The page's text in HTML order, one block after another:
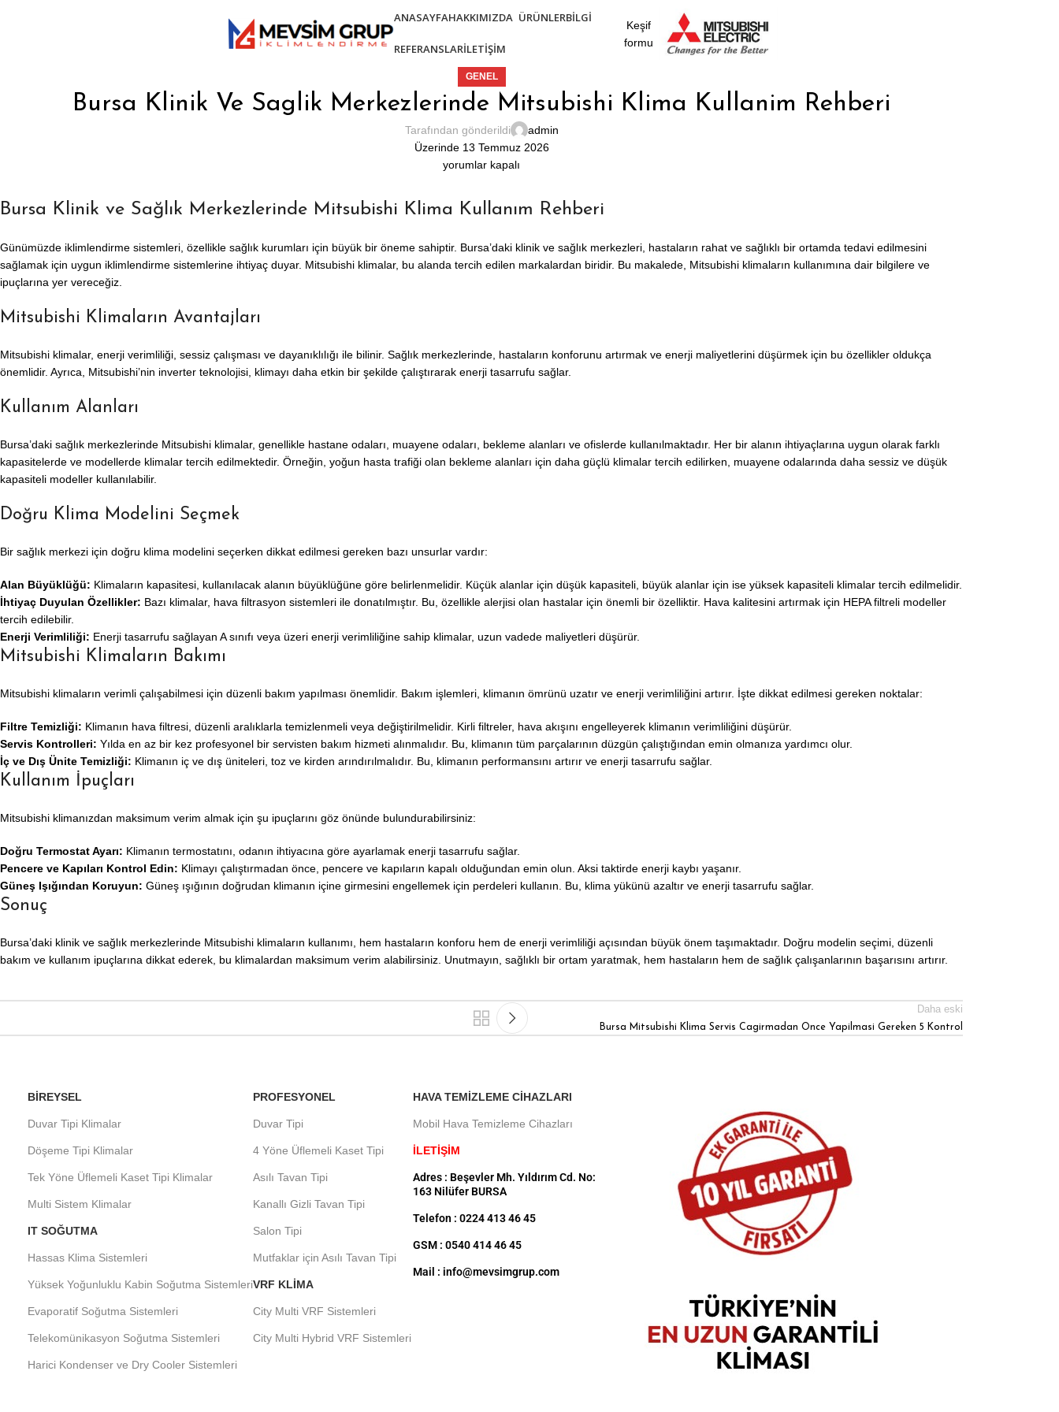
ANASAYFAHAKKIMIZDA ÜRÜNLERBILGI
REFERANSLARİLETIŞIM
Keşif
formu
GENEL
Bursa Klinik Ve Saglik Merkezlerinde Mitsubishi Klima Kullanim Rehberi
Tarafından gönderildi
admin
Üzerinde 13 Temmuz 2026
yorumlar kapalı
Bursa Klinik ve Sağlık Merkezlerinde Mitsubishi Klima Kullanım Rehberi
Günümüzde iklimlendirme sistemleri, özellikle sağlık kurumları için büyük bir öneme sahiptir. Bursa’daki klinik ve sağlık merkezleri, hastaların rahat ve sağlıklı bir ortamda tedavi edilmesini
sağlamak için uygun iklimlendirme sistemlerine ihtiyaç duyar. Mitsubishi klimalar, bu alanda tercih edilen markalardan biridir. Bu makalede, Mitsubishi klimaların kullanımına dair bilgilere ve
ipuçlarına yer vereceğiz.
Mitsubishi Klimaların Avantajları
Mitsubishi klimalar, enerji verimliliği, sessiz çalışması ve dayanıklılığı ile bilinir. Sağlık merkezlerinde, hastaların konforunu artırmak ve enerji maliyetlerini düşürmek için bu özellikler oldukça
önemlidir. Ayrıca, Mitsubishi’nin inverter teknolojisi, klimayı daha etkin bir şekilde çalıştırarak enerji tasarrufu sağlar.
Kullanım Alanları
Bursa’daki sağlık merkezlerinde Mitsubishi klimalar, genellikle hastane odaları, muayene odaları, bekleme alanları ve ofislerde kullanılmaktadır. Her bir alanın ihtiyaçlarına uygun olarak farklı
kapasitelerde ve modellerde klimalar tercih edilmektedir. Örneğin, yoğun hasta trafiği olan bekleme alanları için daha güçlü klimalar tercih edilirken, muayene odalarında daha sessiz ve düşük
kapasiteli modeller kullanılabilir.
Doğru Klima Modelini Seçmek
Bir sağlık merkezi için doğru klima modelini seçerken dikkat edilmesi gereken bazı unsurlar vardır:
Alan Büyüklüğü: Klimaların kapasitesi, kullanılacak alanın büyüklüğüne göre belirlenmelidir. Küçük alanlar için düşük kapasiteli, büyük alanlar için ise yüksek kapasiteli klimalar tercih edilmelidir.
İhtiyaç Duyulan Özellikler: Bazı klimalar, hava filtrasyon sistemleri ile donatılmıştır. Bu, özellikle alerjisi olan hastalar için önemli bir özelliktir. Hava kalitesini artırmak için HEPA filtreli modeller
tercih edilebilir.
Enerji Verimliliği: Enerji tasarrufu sağlayan A sınıfı veya üzeri enerji verimliliğine sahip klimalar, uzun vadede maliyetleri düşürür.
Mitsubishi Klimaların Bakımı
Mitsubishi klimaların verimli çalışabilmesi için düzenli bakım yapılması önemlidir. Bakım işlemleri, klimanın ömrünü uzatır ve enerji verimliliğini artırır. İşte dikkat edilmesi gereken noktalar:
Filtre Temizliği: Klimanın hava filtresi, düzenli aralıklarla temizlenmeli veya değiştirilmelidir. Kirli filtreler, hava akışını engelleyerek klimanın verimliliğini düşürür.
Servis Kontrolleri: Yılda en az bir kez profesyonel bir servisten bakım hizmeti alınmalıdır. Bu, klimanın tüm parçalarının düzgün çalıştığından emin olmanıza yardımcı olur.
İç ve Dış Ünite Temizliği: Klimanın iç ve dış üniteleri, toz ve kirden arındırılmalıdır. Bu, klimanın performansını artırır ve enerji tasarrufu sağlar.
Kullanım İpuçları
Mitsubishi klimanızdan maksimum verim almak için şu ipuçlarını göz önünde bulundurabilirsiniz:
Doğru Termostat Ayarı: Klimanın termostatını, odanın ihtiyacına göre ayarlamak enerji tasarrufu sağlar.
Pencere ve Kapıları Kontrol Edin: Klimayı çalıştırmadan önce, pencere ve kapıların kapalı olduğundan emin olun. Aksi taktirde enerji kaybı yaşanır.
Güneş Işığından Koruyun: Güneş ışığının doğrudan klimanın içine girmesini engellemek için perdeleri kullanın. Bu, klima yükünü azaltır ve enerji tasarrufu sağlar.
Sonuç
Bursa’daki klinik ve sağlık merkezlerinde Mitsubishi klimaların kullanımı, hem hastaların konforu hem de enerji verimliliği açısından büyük önem taşımaktadır. Doğru modelin seçimi, düzenli
bakım ve kullanım ipuçlarına dikkat ederek, bu klimalardan maksimum verim alabilirsiniz. Unutmayın, sağlıklı bir ortam yaratmak, hem hastaların hem de sağlık çalışanlarının başarısını artırır.
Daha eski
Bursa Mitsubishi Klima Servis Cagirmadan Once Yapilmasi Gereken 5 Kontrol
BIREYSEL
Duvar Tipi Klimalar
Döşeme Tipi Klimalar
Tek Yöne Üflemeli Kaset Tipi Klimalar
Multi Sistem Klimalar
IT SOĞUTMA
Hassas Klima Sistemleri
Yüksek Yoğunluklu Kabin Soğutma Sistemleri
Evaporatif Soğutma Sistemleri
Telekomünikasyon Soğutma Sistemleri
Harici Kondenser ve Dry Cooler Sistemleri
PROFESYONEL
Duvar Tipi
4 Yöne Üflemeli Kaset Tipi
Asılı Tavan Tipi
Kanallı Gizli Tavan Tipi
Salon Tipi
Mutfaklar için Asılı Tavan Tipi
VRF KLIMA
City Multi VRF Sistemleri
City Multi Hybrid VRF Sistemleri
HAVA TEMIZLEME CIHAZLARI
Mobil Hava Temizleme Cihazları
İLETİŞİM
Adres : Beşevler Mh. Yıldırım Cd. No:
163 Nilüfer BURSA
Telefon : 0224 413 46 45
GSM : 0540 414 46 45
Mail : info@mevsimgrup.com